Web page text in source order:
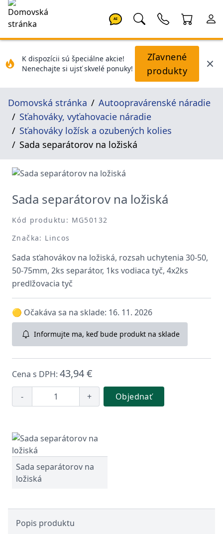
AI
K dispozícii sú špeciálne akcie!
Nenechajte si ujsť skvelé ponuky!
Zľavnené
produkty
Domovská stránka
Autoopravárenské náradie
Sťahováky, vyťahovacie náradie
Sťahováky ložísk a ozubených kolies
Sada separátorov na ložiská
Sada separátorov na ložiská
Kód produktu: MG50132
Značka: Lincos
Sada sťahovákov na ložiská, rozsah uchytenia 30-50,
50-75mm, 2ks separátor, 1ks vodiaca tyč, 4x2ks
predlžovacia tyč
🟡 Očakáva sa na sklade: 16. 11. 2026
Informujte ma, keď bude produkt na sklade
Cena s DPH: 43,94 €
- + Objednať
Sada separátorov na
ložiská
Popis produktu